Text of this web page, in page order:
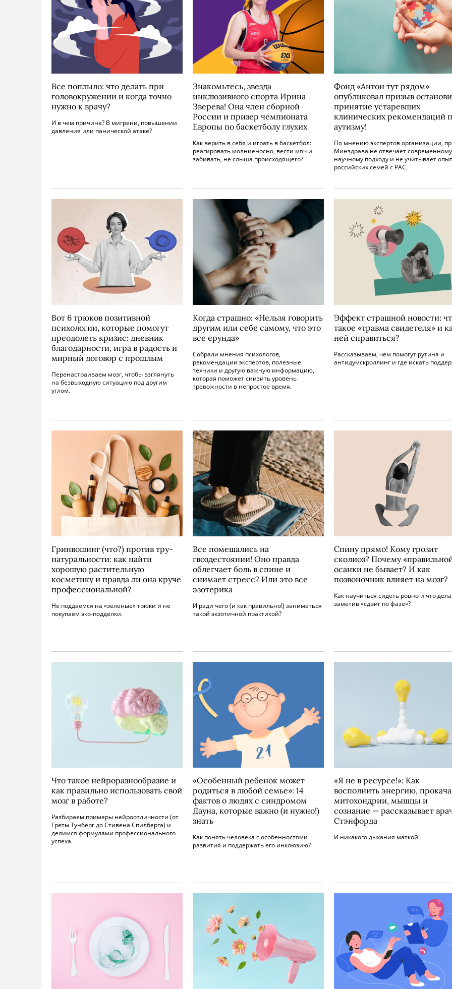
Вcе поплыло: что делать при
головокружении и когда точно
нужно к врачу?
И в чем причина? В мигрени, повышении
давления или панической атаке?
Знакомьтесь, звезда
инклюзивного спорта Ирина
Зверева! Она член сборной
России и призер чемпионата
Европы по баскетболу глухих
Как верить в себя и играть в баскетбол:
реагировать молниеносно, вести мяч и
забивать, не слыша происходящего?
Фонд «Антон тут рядом»
опубликовал призыв
принятие устаревших
клинических рекомендаций
аутизму!
По мнению экспертов организации,
Минздрава не отвечает современному
научному подходу и не учитывает опыт
российских семей с РАС.
Вот 6 трюков позитивной
психологии, которые помогут
преодолеть кризис: дневник
благодарности, игра в радость и
мирный договор с прошлым
Перенастраиваем мозг, чтобы взглянуть
на безвыходную ситуацию под другим
углом.
Когда страшно: «Нельзя говорить
другим или себе самому, что это
все ерунда»
Собрали мнения психологов,
рекомендации экспертов, полезные
техники и другую важную информацию,
которая поможет снизить уровень
тревожности в непростое время.
Эффект страшной новости:
такое «травма свидетеля» и
ней справиться?
Рассказываем, чем помогут рутина и
антидумскроллинг и где искать
Гринвошинг (что?) против тру-
натуральности: как найти
хорошую растительную
косметику и правда ли она круче
профессиональной?
Не поддаемся на «зеленые» трюки и не
покупаем эко-подделки.
Все помешались на
гвоздестоянии! Оно правда
облегчает боль в спине и
снимает стресс? Или это все
эзотерика
И ради чего (и как правильно!) заниматься
такой экзотичной практикой?
Спину прямо! Кому грозит
сколиоз? Почему
осанки не бывает? И как
позвоночник влияет на мозг?
Как научиться сидеть ровно и что
заметив «сдвиг по фазе»?
Что такое нейроразнообразие и
как правильно использовать свой
мозг в работе?
Разбираем примеры нейроотличности (от
Греты Тунберг до Стивена Спилберга) и
делимся формулами профессионального
успеха.
«Особенный ребенок может
родиться в любой семье»: 14
фактов о людях с синдромом
Дауна, которые важно (и нужно!)
знать
Как понять человека с особенностями
развития и поддержать его инклюзию?
«Я не в ресурсе!»: Как
восполнить энергию,
митохондрии, мышцы и
сознание — рассказывает
Стэнфорда
И никакого дыхания маткой!